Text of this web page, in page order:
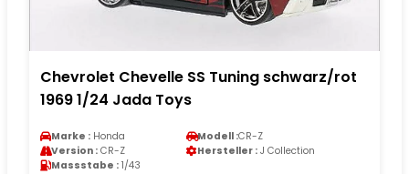
Chevrolet Chevelle SS Tuning schwarz/rot
1969 1/24 Jada Toys
Marke : Honda Modell :CR-Z
Version : CR-Z Hersteller : J Collection
Massstabe : 1/43